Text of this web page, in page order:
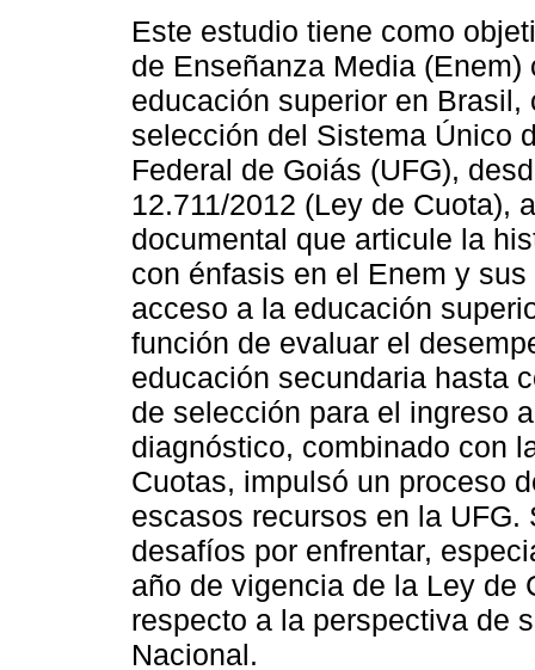
Este estudio tiene como
de Enseñanza Media
educación superior en
selección del Sistema Único
Federal de Goiás (UFG),
12.711/2012 (Ley de Cuota),
documental que articule la
con énfasis en el Enem y
acceso a la educación
función de evaluar el
educación secundaria hasta
de selección para el ingreso
diagnóstico, combinado con
Cuotas, impulsó un proceso
escasos recursos en la
desafíos por enfrentar,
año de vigencia de la Ley de
respecto a la perspectiva de
Nacional.